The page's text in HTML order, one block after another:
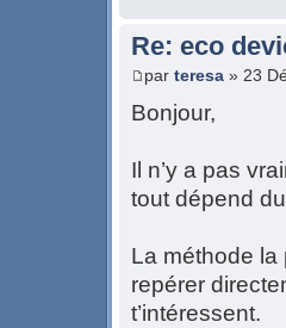
Re: eco
par teresa » 23
Bonjour,
Il n’y a pas
tout dépend
La méthode la
repérer
t’intéressent.